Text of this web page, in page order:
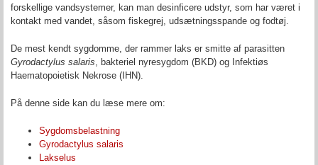
forskellige vandsystemer, kan man desinficere udstyr, som har været i
kontakt med vandet, såsom fiskegrej, udsætningsspande og fodtøj.
De mest kendt sygdomme, der rammer laks er smitte af parasitten
Gyrodactylus salaris, bakteriel nyresygdom (BKD) og Infektiøs
Haematopoietisk Nekrose (IHN).
På denne side kan du læse mere om:
Sygdomsbelastning
Gyrodactylus salaris
Lakselus